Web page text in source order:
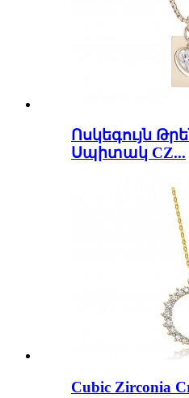
Ոսկեգույն
Սպիտակ CZ...
Cubic Zirconia